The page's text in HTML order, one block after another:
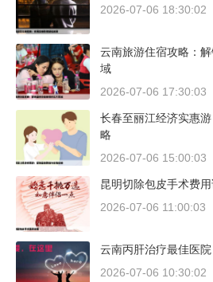
2026-07-06 18:30:02
云南旅游住宿攻略：
域
2026-07-06 17:30:03
长春至丽江经济实惠
略
2026-07-06 15:00:03
昆明切除包皮手术费
2026-07-06 11:00:03
云南丙肝治疗最佳医
2026-07-06 10:30:02